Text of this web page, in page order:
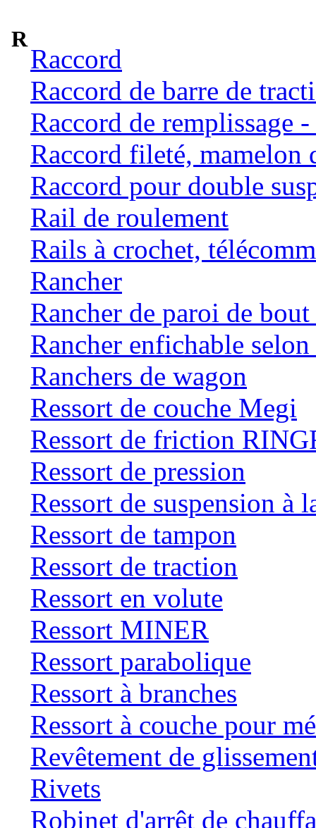
R
Raccord
Raccord de barre de
Raccord de remplissage
Raccord fileté, mamelon
Raccord pour double
Rail de roulement
Rails à crochet,
Rancher
Rancher de paroi de
Rancher enfichable
Ranchers de wagon
Ressort de couche Megi
Ressort de friction
Ressort de pression
Ressort de suspension à
Ressort de tampon
Ressort de traction
Ressort en volute
Ressort MINER
Ressort parabolique
Ressort à branches
Ressort à couche pour
Revêtement de
Rivets
Robinet d'arrêt de